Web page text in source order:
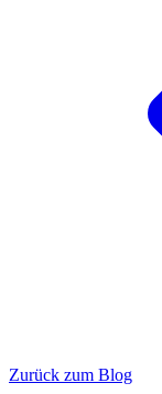
Zurück zum Blog